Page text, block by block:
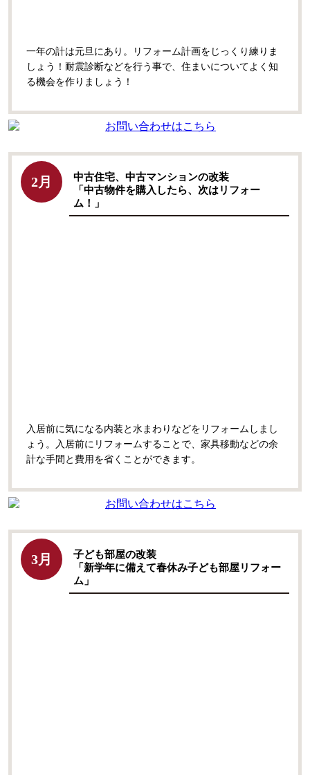
一年の計は元旦にあり。リフォーム計画をじっくり練りま
しょう！耐震診断などを行う事で、住まいについてよく知
る機会を作りましょう！
2月
中古住宅、中古マンションの改装
「中古物件を購入したら、次はリフォー
ム！」
入居前に気になる内装と水まわりなどをリフォームしまし
ょう。入居前にリフォームすることで、家具移動などの余
計な手間と費用を省くことができます。
3月
子ども部屋の改装
「新学年に備えて春休み子ども部屋リフォー
ム」